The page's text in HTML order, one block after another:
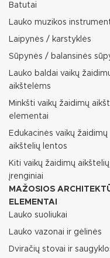
Batutai
Lauko muzikos
Laipynės / karstyklės
Sūpynės / balansinės
Lauko baldai vaikų
aikštelėms
Minkšti vaikų žaidimų
elementai
Edukacinės vaikų žaidimų
aikštelių lentos
Kiti vaikų žaidimų aikštelių
įrenginiai
MAŽOSIOS
ELEMENTAI
Lauko suoliukai
Lauko vazonai ir gėlinės
Dviračių stovai ir